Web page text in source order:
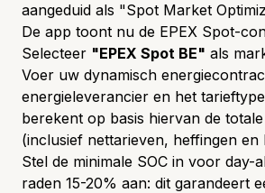
aangeduid als "Spot Market
De app toont nu de EPEX Spot-
Selecteer "EPEX Spot BE" als
Voer uw dynamisch
energieleverancier en het
berekent op basis hiervan de
(inclusief nettarieven, heffingen en
Stel de minimale SOC in voor day-
raden 15-20% aan: dit garandeert